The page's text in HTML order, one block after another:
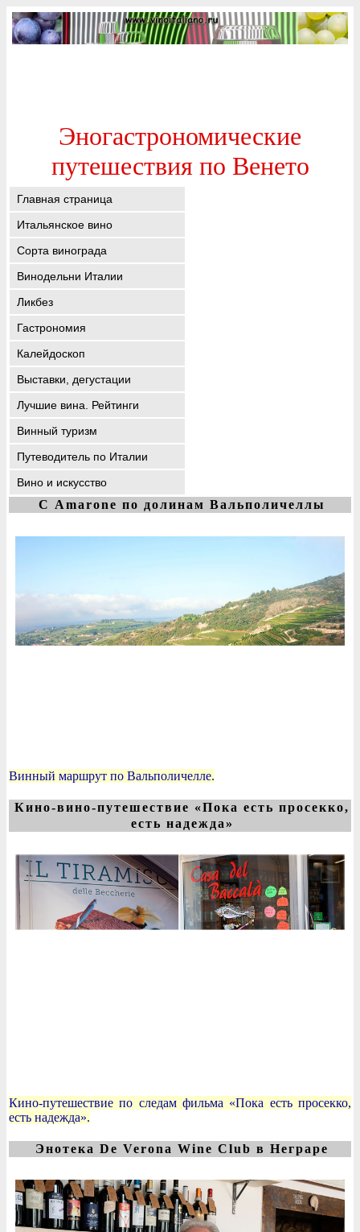
Эногастрономические
путешествия по Венето
Главная страница
Итальянское вино
Сорта винограда
Винодельни Италии
Ликбез
Гастрономия
Калейдоскоп
Выставки, дегустации
Лучшие вина. Рейтинги
Винный туризм
Путеводитель по Италии
Вино и искусство
С Amarone по долинам Вальполичеллы
Винный маршрут по Вальполичелле.
Кино-вино-путешествие «Пока есть просекко,
есть надежда»
Кино-путешествие по следам фильма «Пока есть просекко,
есть надежда».
Энотека De Verona Wine Club в Неграре